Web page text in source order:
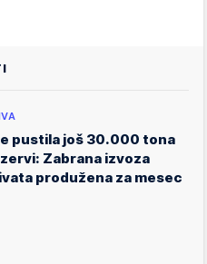
pustila još 30.000 tona
Zabrana izvoza
produžena za mesec